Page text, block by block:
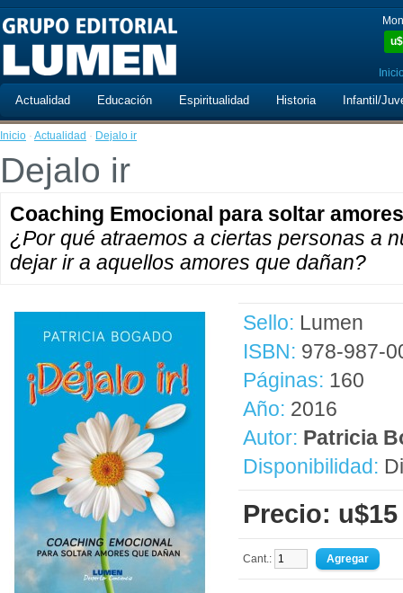
u$
Actualidad Educación Espiritualidad Historia Infantil/
Inicio · Actualidad · Dejalo ir
Dejalo ir
Coaching Emocional para soltar
¿Por qué atraemos a ciertas personas a
dejar ir a aquellos amores que dañan?
Sello: Lumen
ISBN: 978-987-
Páginas: 160
Año: 2016
Autor: Patricia
Disponibilidad:
Precio: u$15
Cant.: